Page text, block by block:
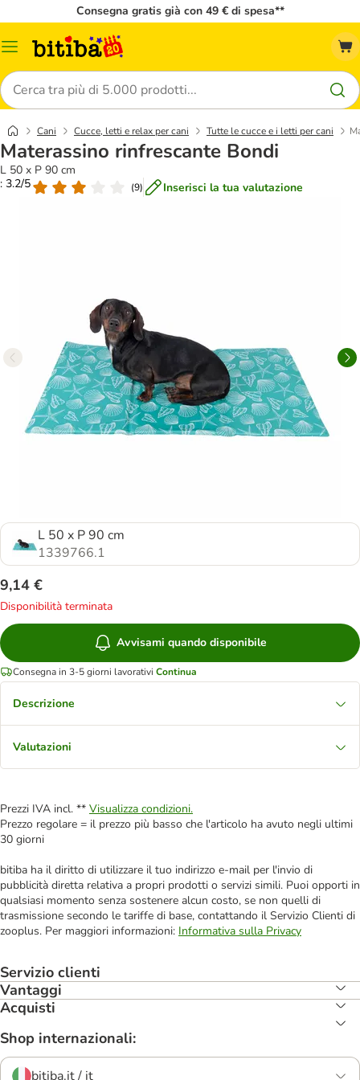
Consegna gratis già con 49 € di spesa**
Overview
Cerca
Cani Cucce, letti e relax per cani Tutte le cucce e i letti per cani
Materassino rinfrescante Bondi
L 50 x P 90 cm
: 3.2/5
(9) Inserisci la tua valutazione
L 50 x P 90 cm
1339766.1
9,14 €
Disponibilità terminata
Avvisami quando disponibile
Consegna in 3-5 giorni lavorativi Continua
Descrizione
Valutazioni
Prezzi IVA incl. ** Visualizza condizioni.
Prezzo regolare = il prezzo più basso che l'articolo ha avuto negli ultimi
30 giorni
bitiba ha il diritto di utilizzare il tuo indirizzo e-mail per l'invio di
pubblicità diretta relativa a propri prodotti o servizi simili. Puoi opporti in
qualsiasi momento senza sostenere alcun costo, se non quelli di
trasmissione secondo le tariffe di base, contattando il Servizio Clienti di
zooplus. Per maggiori informazioni: Informativa sulla Privacy
Servizio clienti
Vantaggi
Acquisti
Shop internazionali:
bitiba.it / it